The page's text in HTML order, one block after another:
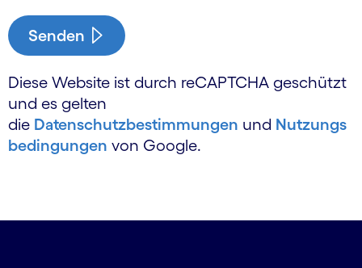
Senden
Diese Website ist durch reCAPTCHA geschützt
und es gelten
die Datenschutzbestimmungen und Nutzungs
bedingungen von Google.